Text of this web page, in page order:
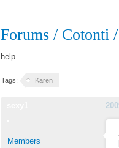
Forums / Cotonti /
help
Tags: Karen
Members